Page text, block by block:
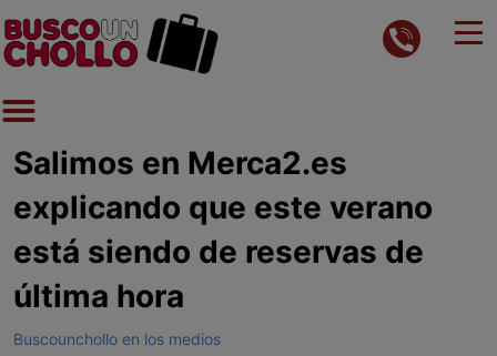
Salimos en Merca2.es
explicando que este verano
está siendo de reservas de
última hora
Buscounchollo en los medios